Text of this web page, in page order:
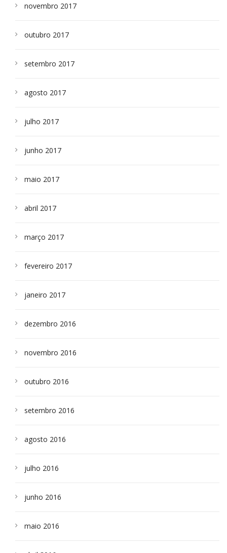
novembro 2017
outubro 2017
setembro 2017
agosto 2017
julho 2017
junho 2017
maio 2017
abril 2017
março 2017
fevereiro 2017
janeiro 2017
dezembro 2016
novembro 2016
outubro 2016
setembro 2016
agosto 2016
julho 2016
junho 2016
maio 2016